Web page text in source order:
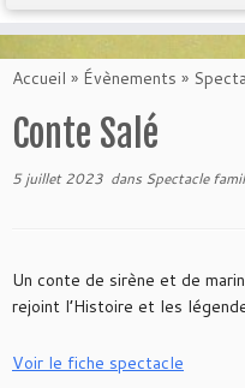
auAccueil » Évènements »
Conte Salé
5 juillet 2023 dans Spectacle
Un conte de sirène et de
rejoint l’Histoire et les
Voir le fiche spectacle